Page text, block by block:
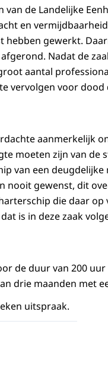
van de Landelijke
en
hebben gewerkt.
Nadat de
aantal
vervolgen voor dood
aanmerkelijk
moeten zijn van de
van een
nooit gewenst, dit
die daar
is in deze zaak
de duur van 200
drie maanden met
uitspraak.